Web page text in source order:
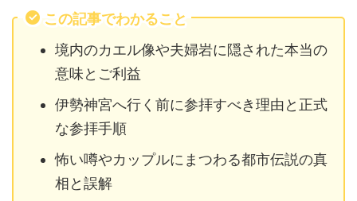
この記事でわかること
境内のカエル像や夫婦岩に隠された本当の
意味とご利益
伊勢神宮へ行く前に参拝すべき理由と正式
な参拝手順
怖い噂やカップルにまつわる都市伝説の真
相と誤解